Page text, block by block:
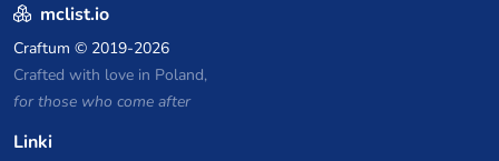
mclist.io
Craftum © 2019-2026
Crafted with love in Poland,
for those who come after
Linki